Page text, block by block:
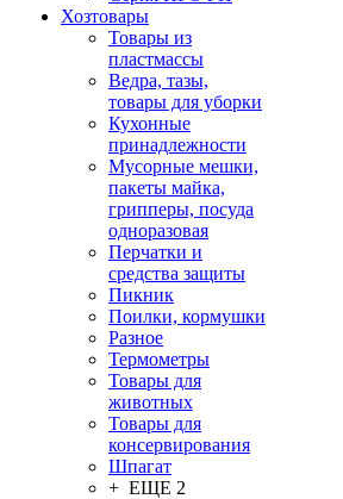
Хозтовары
Товары из
пластмассы
Ведра, тазы,
товары для уборки
Кухонные
принадлежности
Мусорные мешки,
пакеты майка,
грипперы, посуда
одноразовая
Перчатки и
средства защиты
Пикник
Поилки, кормушки
Разное
Термометры
Товары для
животных
Товары для
консервирования
Шпагат
+ ЕЩЕ 2